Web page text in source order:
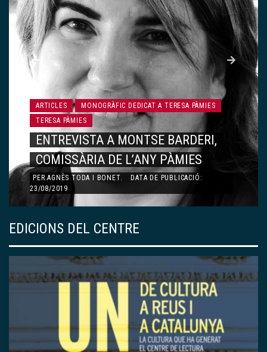
ARTICLES
MONOGRÀFIC DEDICAT A TERESA PÀMIES
TERESA PÀMIES
ENTREVISTA A MONTSE BARDERI,
COMISSÀRIA DE L’ANY PÀMIES
PERAGNÈS TODA I BONET.
DATA DE PUBLICACIÓ:
23/08/2019
EDICIONS DEL CENTRE